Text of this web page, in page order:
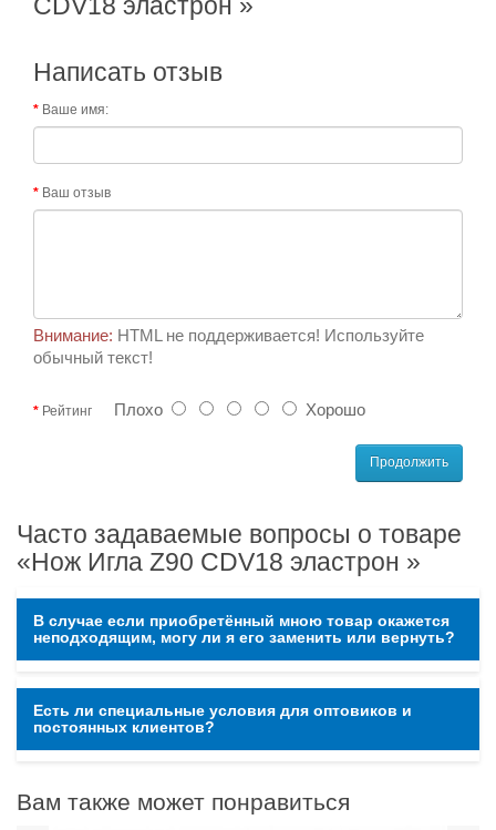
Написать отзыв
Ваше имя:
Ваш отзыв
Внимание: HTML не поддерживается! Используйте
обычный текст!
Рейтинг Плохо Хорошо
Продолжить
Часто задаваемые вопросы о товаре
«Нож Игла Z90 CDV18 эластрон »
В случае если приобретённый мною товар окажется
неподходящим, могу ли я его заменить или вернуть?
Есть ли специальные условия для оптовиков и
постоянных клиентов?
Вам также может понравиться